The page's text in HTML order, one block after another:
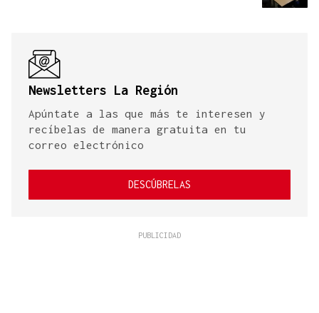
Newsletters La Región
Apúntate a las que más te interesen y
recíbelas de manera gratuita en tu
correo electrónico
DESCÚBRELAS